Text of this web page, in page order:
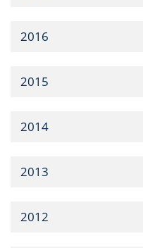
2016
2015
2014
2013
2012